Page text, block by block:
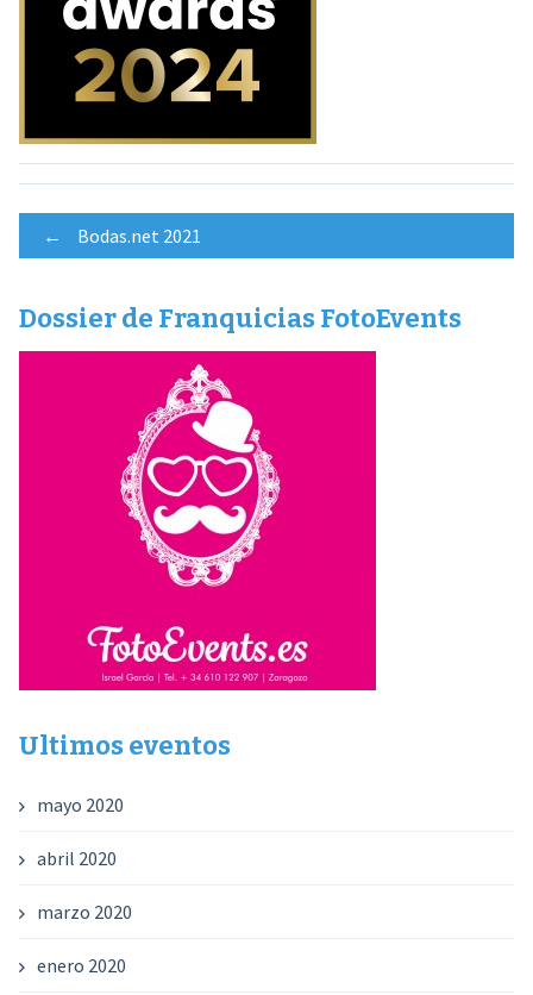
Navegación
de
entradas
← Bodas.net 2021
Dossier de Franquicias FotoEvents
Ultimos eventos
mayo 2020
abril 2020
marzo 2020
enero 2020